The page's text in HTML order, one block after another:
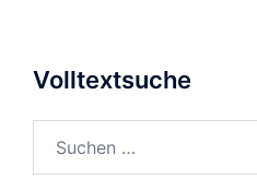
Volltextsuche
nach: